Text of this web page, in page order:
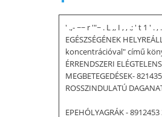
' .,- ~~ r '"~ . L ,, I , , .; ' t 1 ' .
EGÉSZSÉGÉNEK
koncentrációval" című
ÉRRENDSZERI
MEGBETEGEDÉSEK-
ROSSZINDULATÚ
EPEHÓLYAGRÁK -